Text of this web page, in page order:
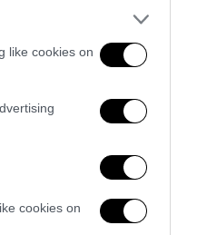
like cookies on
cookies on